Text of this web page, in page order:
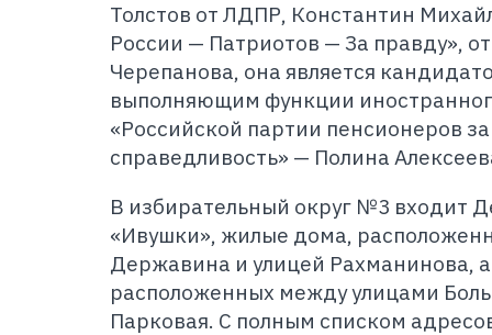
Толстов от ЛДПР, Константин
России — Патриотов — За правду»,
Черепанова, она является
выполняющим функции
«Российской партии пенсионеров
справедливость» — Полина
В избирательный округ №3 входит
«Ивушки», жилые дома,
Державина и улицей Рахманинова,
расположенных между улицами
Парковая. С полным списком